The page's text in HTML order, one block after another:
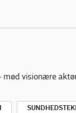
visionære